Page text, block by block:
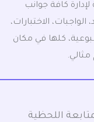
كافة جوانب
الواجبات، الاختبارات،
كلها في مكان
اللحظية